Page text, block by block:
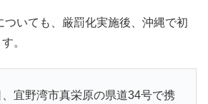
ついても、厳罰化実施後、沖縄で初
。
宜野湾市真栄原の県道34号で携